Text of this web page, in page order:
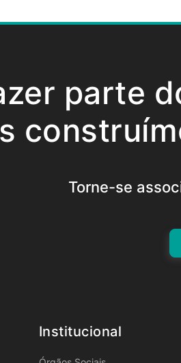
parte
Torne-se
Institucional